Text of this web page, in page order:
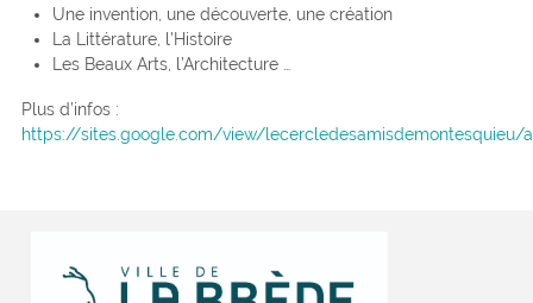
Une invention, une découverte, une création
La Littérature, l’Histoire
Les Beaux Arts, l’Architecture …
Plus d’infos :
https://sites.google.com/view/lecercledesamisdemontesquieu/